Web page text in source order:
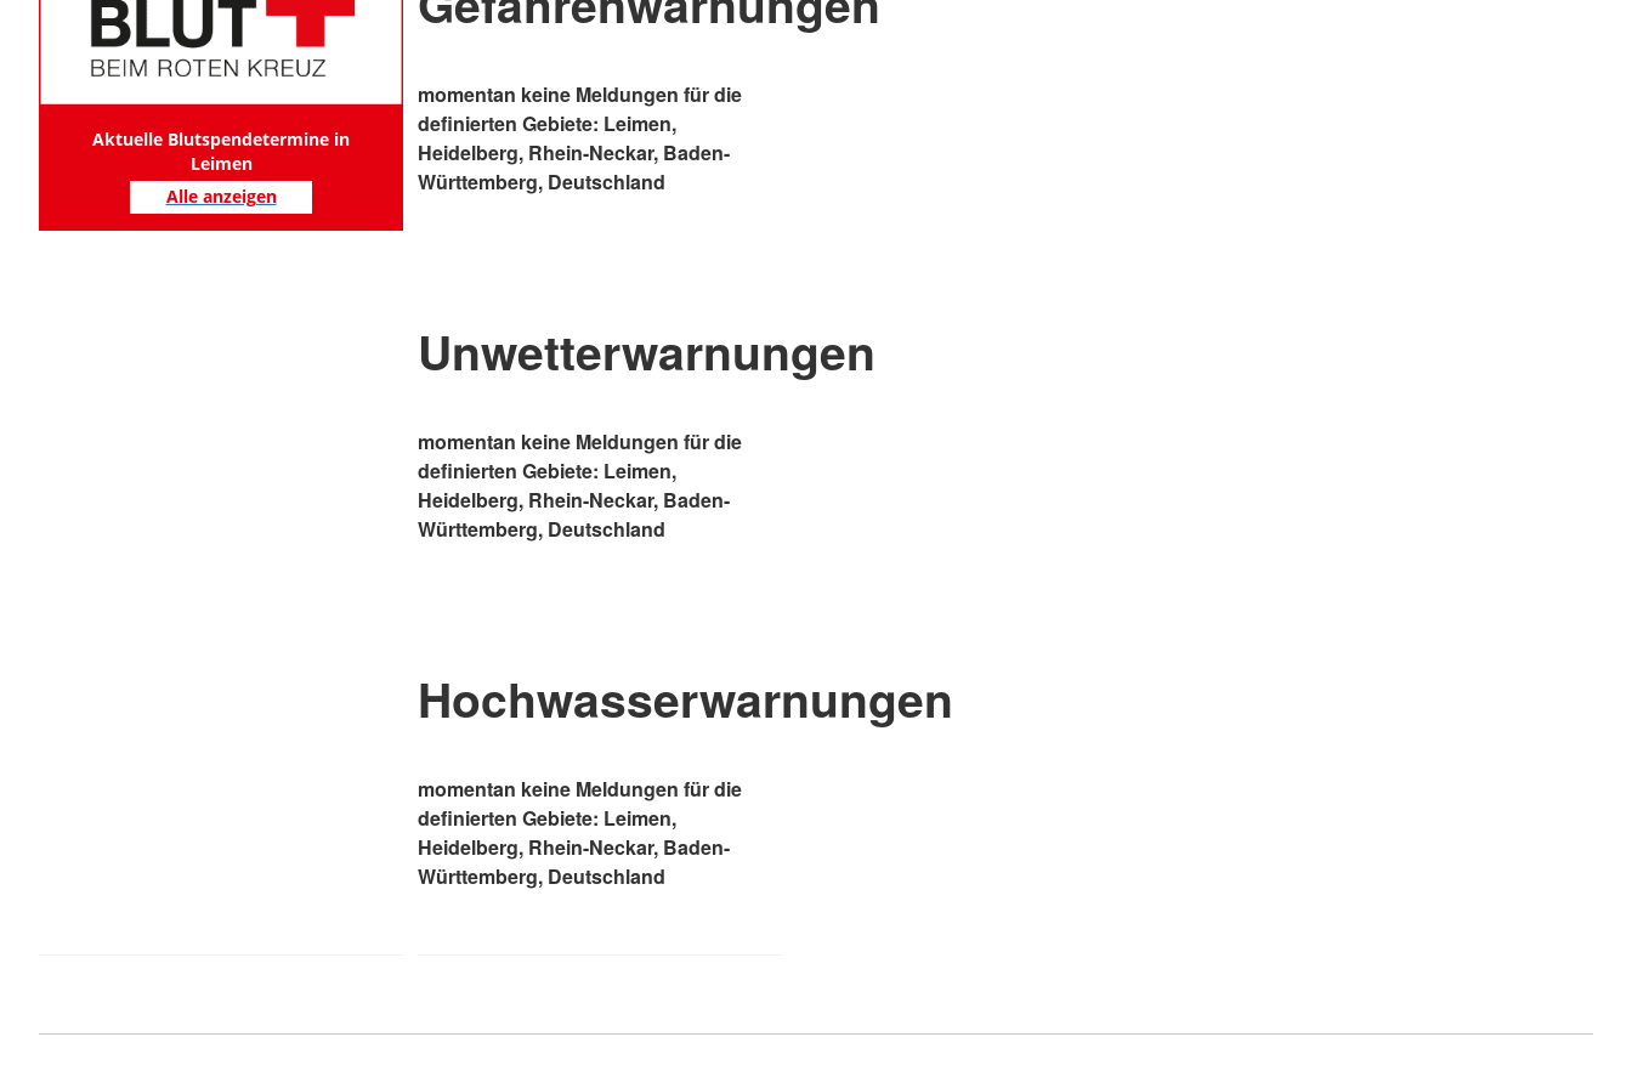
Aktuelle Blutspendetermine in
Leimen
Alle anzeigen
momentan keine Meldungen für die
definierten Gebiete: Leimen,
Heidelberg, Rhein-Neckar, Baden-
Württemberg, Deutschland
Unwetterwarnungen
momentan keine Meldungen für die
definierten Gebiete: Leimen,
Heidelberg, Rhein-Neckar, Baden-
Württemberg, Deutschland
Hochwasserwarnungen
momentan keine Meldungen für die
definierten Gebiete: Leimen,
Heidelberg, Rhein-Neckar, Baden-
Württemberg, Deutschland